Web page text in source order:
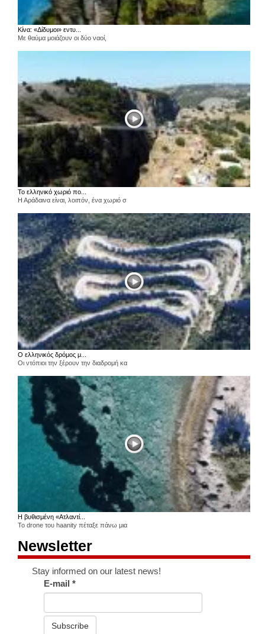
Κίνα: «Δίδυμοι» εντυ...
Με θαύμα μοιάζουν οι δύο ναοί,
Το ελληνικό χωριό πο...
Η Αράδαινα είναι, λοιπόν, ένα χωριό σ
Ο ελληνικός δρόμος μ...
Οι ντόπιοι την ξέρουν την διαδρομή κα
Η βυθισμένη «Ατλαντί...
Το drone του haanity πέταξε πάνω μια
Newsletter
Stay informed on our latest news!
E-mail*
Subscribe